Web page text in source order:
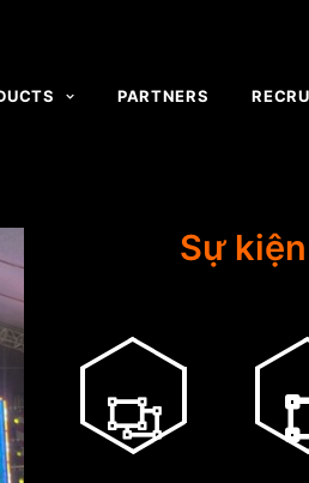
PARTNERS
Sự